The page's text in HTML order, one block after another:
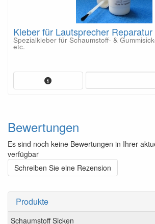
Produkte
Schaumstoff Sicken
Kleber für Lautsprecher
Spezialkleber für Schaumstoff- &
etc.
Bewertungen
Es sind noch keine Bewertungen in Ihrer
verfügbar
Schreiben Sie eine Rezension